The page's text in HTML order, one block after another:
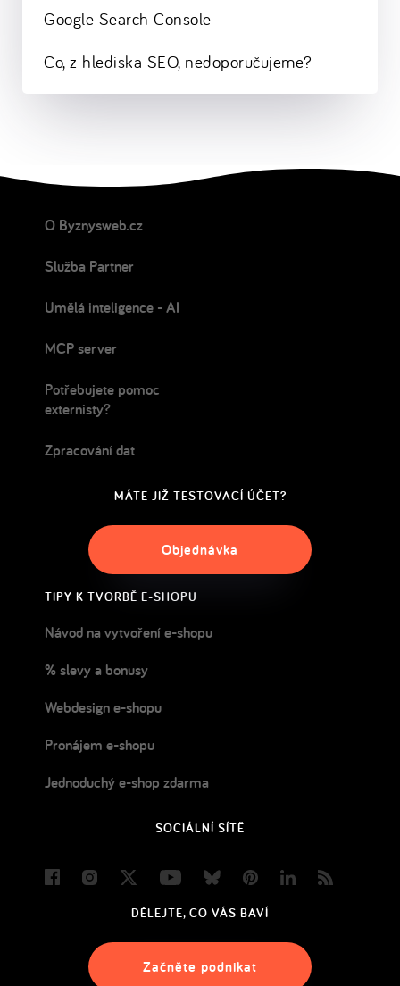
Google Search Console
Co, z hlediska SEO, nedoporučujeme?
O Byznysweb.cz
Služba Partner
Umělá inteligence - AI
MCP server
Potřebujete pomoc
externisty?
Zpracování dat
MÁTE JIŽ TESTOVACÍ ÚČET?
Objednávka
TIPY K TVORBĚ E-SHOPU
Návod na vytvoření e-shopu
% slevy a bonusy
Webdesign e-shopu
Pronájem e-shopu
Jednoduchý e-shop zdarma
SOCIÁLNÍ SÍTĚ
FacebookInstagram
Twitter YoutubeBlueskyPinterestLinkedIn
DĚLEJTE, CO VÁS BAVÍ
Začněte podnikat